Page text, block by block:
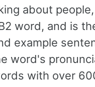
about
word, and is
example
word's
with over